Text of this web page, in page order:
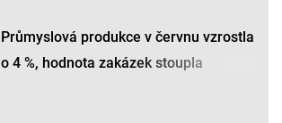
Průmyslová produkce v červnu vzrostla
o 4 %, hodnota zakázek stoupla